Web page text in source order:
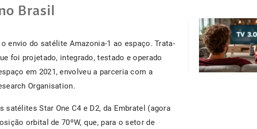
Brasil
envio do satélite Amazonia-1 ao espaço. Trata-
foi projetado, integrado, testado e operado
em 2021, envolveu a parceria com a
Organisation.
Star One C4 e D2, da Embratel (agora
orbital de 70ºW, que, para o setor de